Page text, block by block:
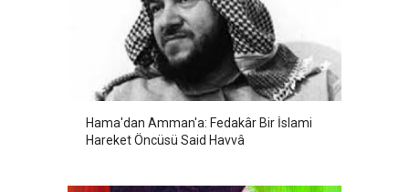
Hama'dan Amman'a: Fedakâr Bir İslami
Hareket Öncüsü Said Havvâ